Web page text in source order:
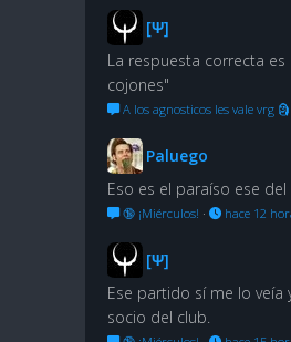
[Ψ]
La respuesta correcta es
cojones"
A los agnosticos les vale vrg
Paluego
Eso es el paraíso ese
🔞 ¡Miérculos! · hace 12
[Ψ]
Ese partido sí me lo veía
socio del club.